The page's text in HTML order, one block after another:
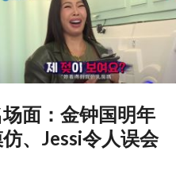
面：金钟国明年
、Jessi令人误会